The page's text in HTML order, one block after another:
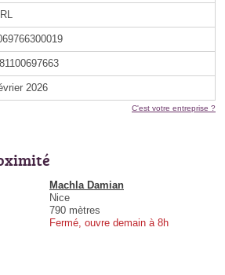
2026
C'est votre entreprise ?
Machla Damian
Nice
790 mètres
Fermé, ouvre demain à 8h